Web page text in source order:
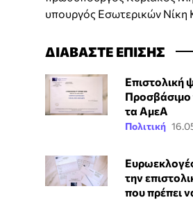
υπουργός Εσωτερικών Νίκη
ΔΙΑΒΑΣΤΕ ΕΠΙΣΗΣ
Επιστολική
Προσβάσιμο
τα ΑμεΑ
Πολιτική
την
που πρέπει